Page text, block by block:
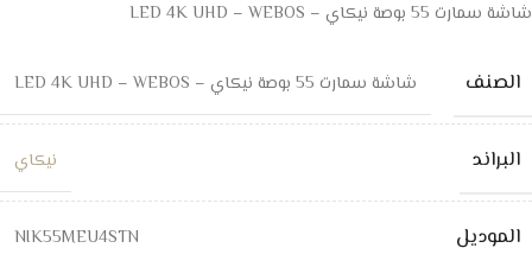
شاشة سمارت 55 بوصة نيكاي – LED 4K UHD – WEBOS
الصنف شاشة سمارت 55 بوصة نيكاي – LED 4K UHD – WEBOS
البراند نيكاي
الموديل NIK55MEU4STN